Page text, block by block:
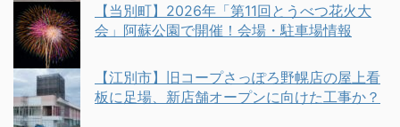
【当別町】2026年「第11回とうべつ花火大
会」阿蘇公園で開催！会場・駐車場情報
【江別市】旧コープさっぽろ野幌店の屋上看
板に足場、新店舗オープンに向けた工事か？